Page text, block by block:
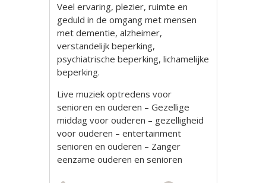
Veel ervaring, plezier, ruimte en
geduld in de omgang met mensen
met dementie, alzheimer,
verstandelijk beperking,
psychiatrische beperking, lichamelijke
beperking.
Live muziek optredens voor
senioren en ouderen – Gezellige
middag voor ouderen – gezelligheid
voor ouderen – entertainment
senioren en ouderen – Zanger
eenzame ouderen en senioren